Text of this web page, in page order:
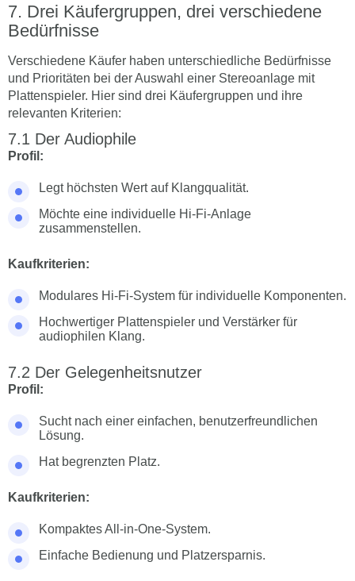
Drei Käufergruppen, drei verschiedene
Bedürfnisse
Verschiedene Käufer haben unterschiedliche Bedürfnisse
und Prioritäten bei der Auswahl einer Stereoanlage mit
Plattenspieler. Hier sind drei Käufergruppen und ihre
relevanten Kriterien:
Der Audiophile
Profil:
Legt höchsten Wert auf Klangqualität.
Möchte eine individuelle Hi-Fi-Anlage
zusammenstellen.
Kaufkriterien:
Modulares Hi-Fi-System für individuelle Komponenten.
Hochwertiger Plattenspieler und Verstärker für
audiophilen Klang.
Der Gelegenheitsnutzer
Profil:
Sucht nach einer einfachen, benutzerfreundlichen
Lösung.
Hat begrenzten Platz.
Kaufkriterien:
Kompaktes All-in-One-System.
Einfache Bedienung und Platzersparnis.